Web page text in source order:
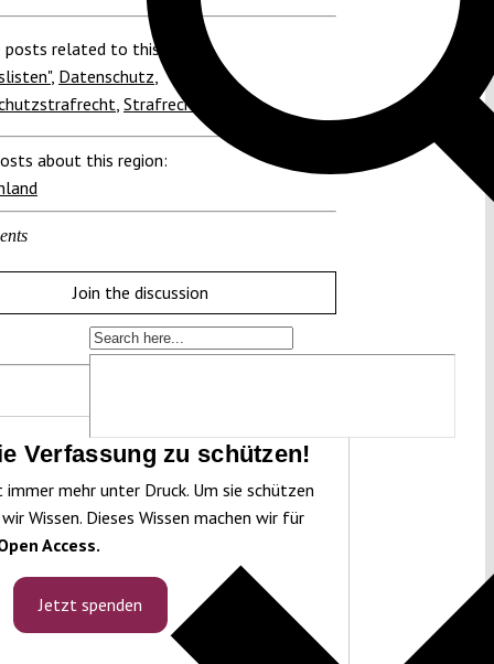
posts related to this:
, Datenschutz
Strafrecht
about this region:
Join the discussion
Verfassung zu schützen!
immer mehr unter Druck. Um sie schützen
Wissen. Dieses Wissen machen wir für
Access.
Jetzt spenden